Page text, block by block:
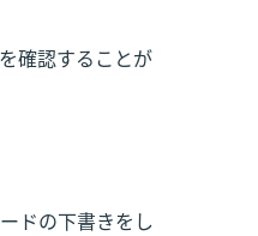
確認することが
ドの下書きをし